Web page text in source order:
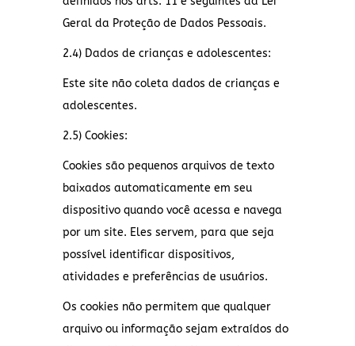
Geral da Proteção de Dados Pessoais.
2.4) Dados de crianças e adolescentes:
Este site não coleta dados de crianças e
adolescentes.
2.5) Cookies:
Cookies são pequenos arquivos de texto
baixados automaticamente em seu
dispositivo quando você acessa e navega
por um site. Eles servem, para que seja
possível identificar dispositivos,
atividades e preferências de usuários.
Os cookies não permitem que qualquer
arquivo ou informação sejam extraídos do